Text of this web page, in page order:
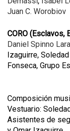
Juan C. Worobiov
CORO (Esclavos,
Daniel Spinno Lara
Izaguirre,
Fonseca, Grupo
Composición
Vestuario:
Asistentes de